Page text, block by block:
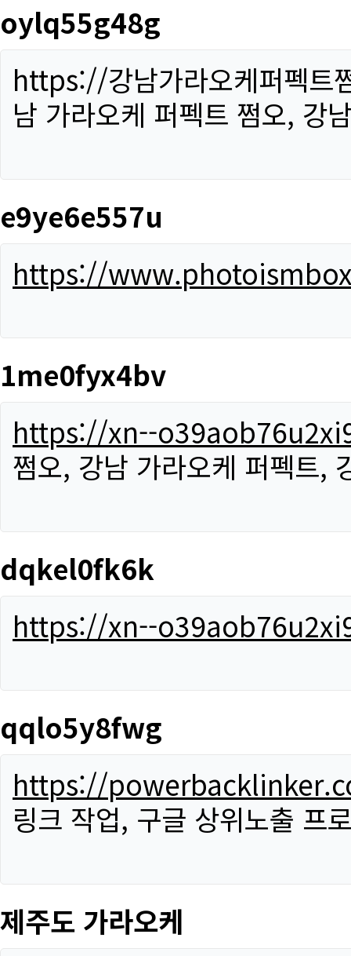
oylq55g48g
https://강남가라오케퍼펙트
남 가라오케 퍼펙트 쩜오, 강
e9ye6e557u
https://
1me0fyx4bv
https://xn--
쩜오, 강남 가라오케 퍼펙트,
dqkel0fk6k
https://xn--
qqlo5y8fwg
https://
링크 작업, 구글 상위노출 프
제주도 가라오케